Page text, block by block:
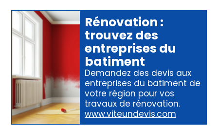
Rénovation :
trouvez des
entreprises du
batiment
Demandez des devis aux
entreprises du batiment de
votre région pour vos
travaux de rénovation.
www.viteundevis.com